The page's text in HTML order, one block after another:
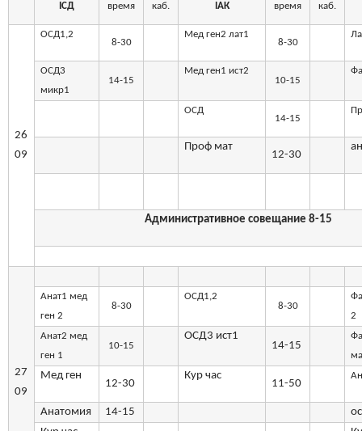
СД время каб. АК время каб.
26
09
ОСД1,2
8-30
Мед ген2 лат1
8-30
ОСД3
микр1
14-15
Мед ген1 ист2
10-15
ОСД
14-15
Проф мат
12-30
Административное совещание 8-15
27
09
Анат1 мед
ген 2
8-30
ОСД1,2
8-30
2
Анат2 мед
ген 1
10-15
ОСД3 ист1
14-15
Мед ген
12-30
Кур час
11-50
Анатомия 14-15